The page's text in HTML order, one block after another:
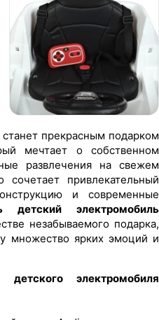
прекрасным подарком
мечтает о собственном
развлечения на свежем
привлекательный
и современные
детский электромобиль
незабываемого подарка,
множество ярких эмоций и
детского электромобиля